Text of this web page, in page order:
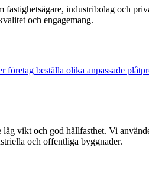
industribolag och
och engagemang.
företag beställa olika anpassade
vikt och god hållfasthet. Vi
och offentliga byggnader.